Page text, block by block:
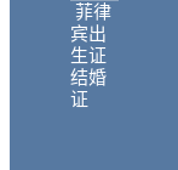
菲律
宾出
生证
结婚
证